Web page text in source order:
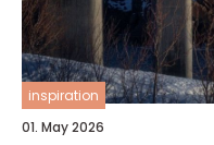
inspiration
01. May 2026